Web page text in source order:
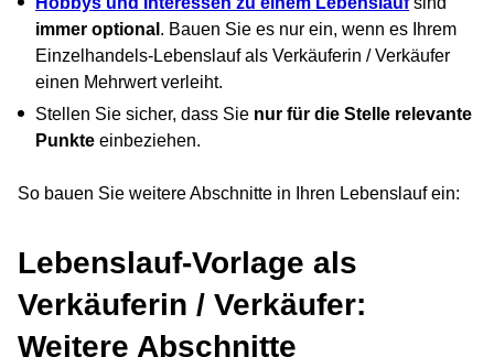
immer optional . Bauen Sie es nur ein, wenn es Ihrem
Einzelhandels-Lebenslauf als Verkäuferin / Verkäufer
einen Mehrwert verleiht.
Stellen Sie sicher, dass Sie nur für die Stelle relevante
Punkte einbeziehen.
So bauen Sie weitere Abschnitte in Ihren Lebenslauf ein:
Lebenslauf-Vorlage als
Verkäuferin / Verkäufer:
Weitere Abschnitte